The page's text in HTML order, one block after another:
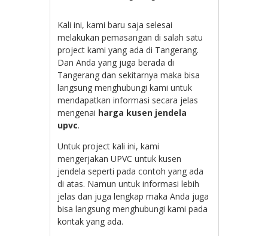
Kali ini, kami baru saja selesai
melakukan pemasangan di salah satu
project kami yang ada di Tangerang.
Dan Anda yang juga berada di
Tangerang dan sekitarnya maka bisa
langsung menghubungi kami untuk
mendapatkan informasi secara jelas
mengenai harga kusen jendela
upvc.
Untuk project kali ini, kami
mengerjakan UPVC untuk kusen
jendela seperti pada contoh yang ada
di atas. Namun untuk informasi lebih
jelas dan juga lengkap maka Anda juga
bisa langsung menghubungi kami pada
kontak yang ada.